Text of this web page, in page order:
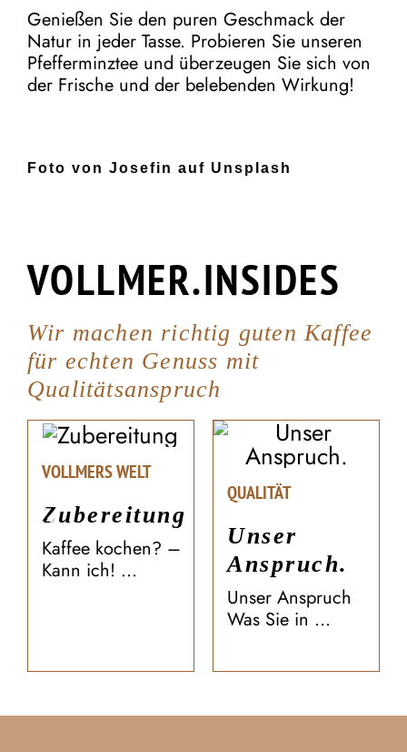
Genießen Sie den puren Geschmack der
Natur in jeder Tasse. Probieren Sie unseren
Pfefferminztee und überzeugen Sie sich von
der Frische und der belebenden Wirkung!
Foto von Josefin auf Unsplash
VOLLMER.INSIDES
Wir machen richtig guten Kaffee
für echten Genuss mit
Qualitätsanspruch
VOLLMERS WELT
Zubereitung
Kaffee kochen? –
Kann ich! ...
QUALITÄT
Unser
Anspruch.
Unser Anspruch
Was Sie in ...